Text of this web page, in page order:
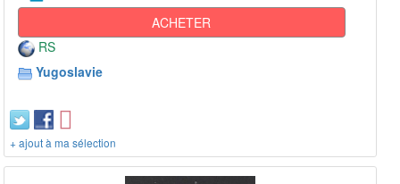
ACHETER
RS
Yugoslavie
+ ajout à ma sélection